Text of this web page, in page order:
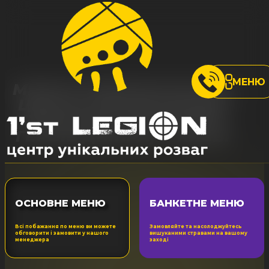
МЕНЮ
МЕНЮ РОЗВАЖАЛЬНОГО
ЦЕНТРУ ОБОЛОНСЬКИЙ
ПРОСПЕКТ, 21Б (МЕТРО
ГЕРОЇВ ДНІПРА) У КИЄВІ
ОСНОВНЕ МЕНЮ
Всі побажання по меню ви можете
обговорити і замовити у нашого
менеджера
БАНКЕТНЕ МЕНЮ
Замовляйте та насолоджуйтесь
вишуканими стравами на вашому
заході